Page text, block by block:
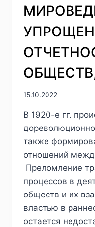
ОБЩЕСТВ,
15.10.2022
В 1920-е гг.
также
отношений
Преломление
процессов в
обществ и их
властью в
остается